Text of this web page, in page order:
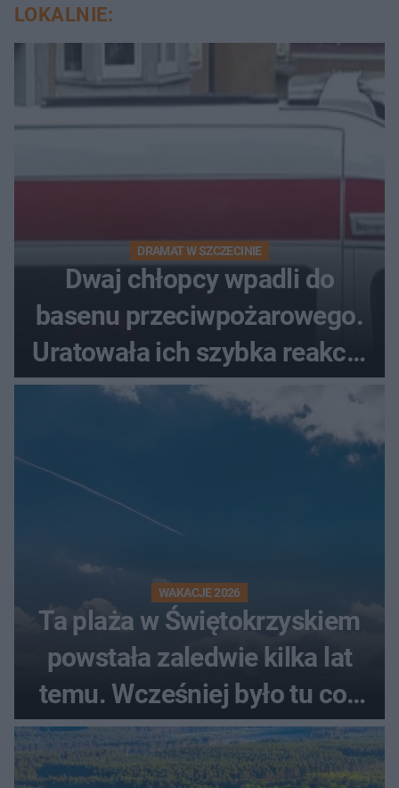
LOKALNIE:
DRAMAT W SZCZECINIE
Dwaj chłopcy wpadli do
basenu przeciwpożarowego.
Uratowała ich szybka reakcja
świadków
WAKACJE 2026
Ta plaża w Świętokrzyskiem
powstała zaledwie kilka lat
temu. Wcześniej było tu coś
zupełnie innego